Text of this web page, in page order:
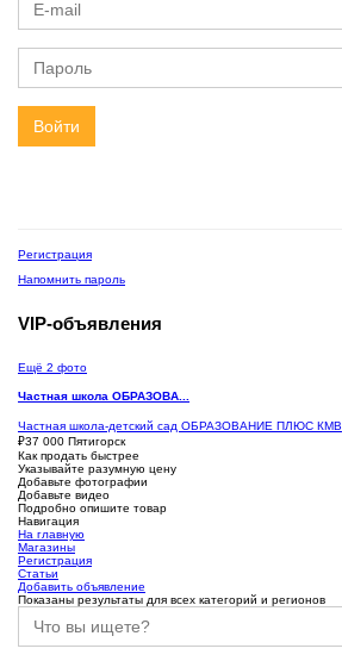
Войти
Регистрация
Напомнить пароль
VIP-объявления
Ещё 2 фото
Частная школа ОБРАЗОВА...
Частная школа-детский сад ОБРАЗОВАНИЕ ПЛЮС КМВ
₽37 000 Пятигорск
Как продать быстрее
Указывайте разумную цену
Добавьте фотографии
Добавьте видео
Подробно опишите товар
Навигация
На главную
Магазины
Регистрация
Статьи
Добавить объявление
Показаны результаты для всех категорий и регионов